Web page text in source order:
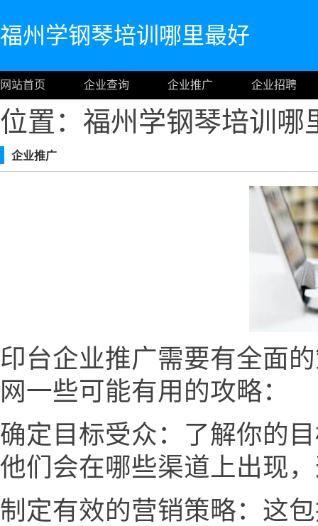
福州学钢琴培训哪里最好
网站首页 企业查询 企业推广 企业招聘
位置：福州学钢琴培训哪
企业推广
印台企业推广需要有全面
网一些可能有用的攻略：
确定目标受众：了解你的
他们会在哪些渠道上出现
制定有效的营销策略：这